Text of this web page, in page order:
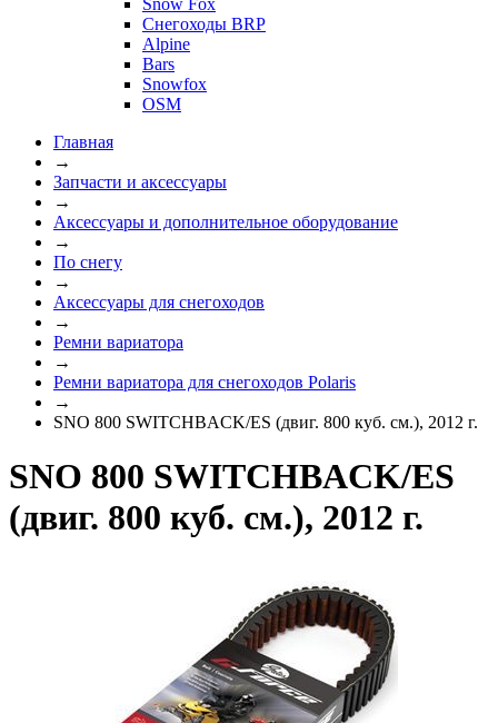
Snow Fox
Снегоходы BRP
Alpine
Bars
Snowfox
OSM
Главная
→
Запчасти и аксессуары
→
Аксессуары и дополнительное оборудование
→
По снегу
→
Аксессуары для снегоходов
→
Ремни вариатора
→
Ремни вариатора для снегоходов Polaris
→
SNO 800 SWITCHBACK/ES (двиг. 800 куб. см.), 2012 г.
SNO 800 SWITCHBACK/ES
(двиг. 800 куб. см.), 2012 г.